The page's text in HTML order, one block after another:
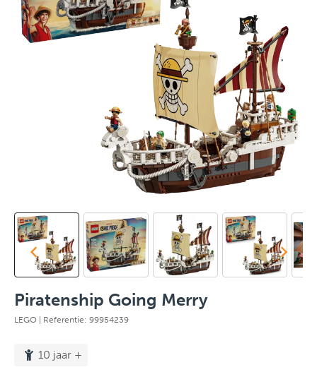
Piratenship Going Merry
LEGO | Referentie: 99954239
10 jaar +